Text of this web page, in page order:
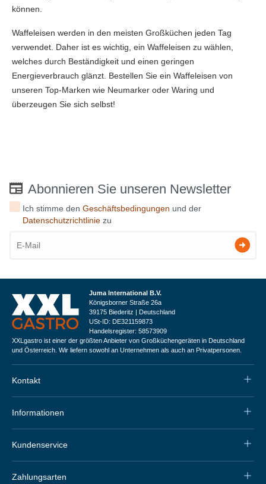
können.
Waffeleisen werden in den meisten Großküchen jeden Tag
verwendet. Daher ist es wichtig, ein Waffeleisen zu wählen,
welches durch Beständigkeit und einen geringen
Energieverbrauch glänzt. Bestellen Sie ein Waffeleisen von
unseren Top-Marken wie Neumarker oder Waring und
überzeugen Sie sich selbst!
Abonnieren Sie unseren Newsletter
Ich stimme denGeschäftsbedingungen und der
Datenschutzrichtlinie zu
Juma International B.V.
Königsborner Straße 26a
39175 Biederitz | Deutschland
USt-ID: DE321159873
Handelsregister: 58573909
XXLgastro ist einer der größten Anbieter von Großküchengeräten in Deutschland
und Österreich. Wir liefern sowohl an Unternehmen als auch an Privatpersonen.
Kontakt
Informationen
Kundenservice
Zahlungsarten